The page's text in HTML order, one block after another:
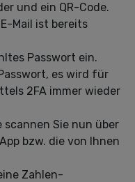
und ein QR-Code.
Mail ist bereits
Passwort ein.
es wird für
2FA immer wieder
scannen Sie nun über
bzw. die von Ihnen
Zahlen-